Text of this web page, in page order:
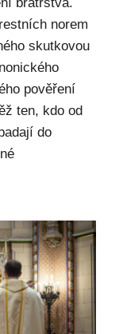
bratrstva.
norem
skutkovou
pověření
ten, kdo od
do